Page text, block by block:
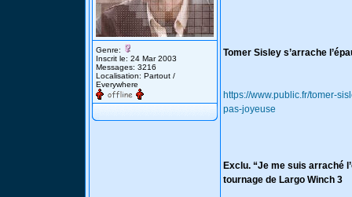
Genre:
Inscrit le: 24 Mar 2003
Messages: 3216
Localisation: Partout /
Everywhere
Tomer Sisley s’arrache
https://www.public.fr/tomer-
pas-joyeuse
Exclu. “Je me suis arraché
tournage de Largo Winch 3